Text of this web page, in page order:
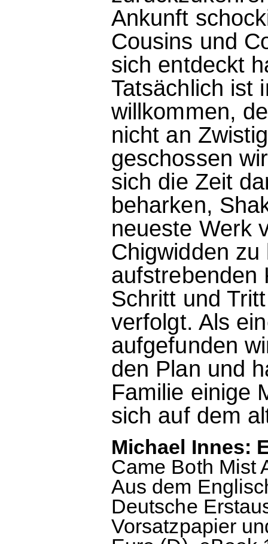
Ankunft
Cousins und
sich entdeckt
Tatsächlich ist
willkommen,
nicht an
geschossen
sich die Zeit
beharken,
neueste Werk
Chigwidden
aufstrebenden
Schritt und
verfolgt. Als
aufgefunden
den Plan und
Familie einige
sich auf dem
Michael Innes:
Came Both Mist
Aus dem
Deutsche
Vorsatzpapier